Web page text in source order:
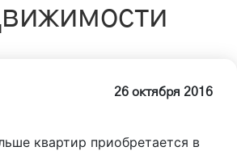
26 октября 2016
квартир приобретается в